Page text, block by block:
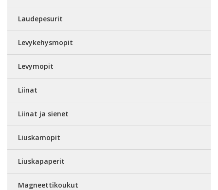
Laudepesurit
Levykehysmopit
Levymopit
Liinat
Liinat ja sienet
Liuskamopit
Liuskapaperit
Magneettikoukut